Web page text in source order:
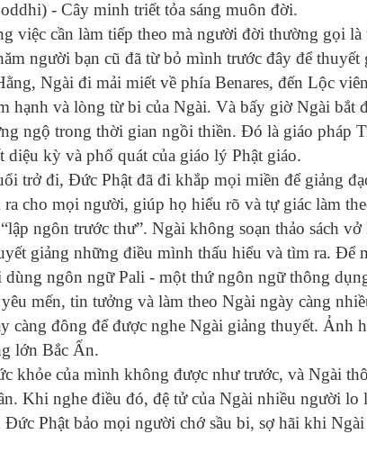
- Cây minh triết tỏa sáng muôn đời.
việc cần làm tiếp theo mà người đời thường gọi
người bạn cũ đã từ bỏ mình trước đây để thuyết
Ngài đi mải miết về phía Benares, đến Lộc
hạnh và lòng từ bi của Ngài. Và bấy giờ Ngài bắt
ngộ trong thời gian ngồi thiền. Đó là giáo pháp
kỳ và phổ quát của giáo lý Phật giáo.
trở đi, Đức Phật đã đi khắp mọi miền để giảng
cho mọi người, giúp họ hiểu rõ và tự giác làm
ngôn trước thư”. Ngài không soạn thảo sách vở
giảng những điều mình thấu hiểu và tìm ra. Để
ngôn ngữ Pali - một thứ ngôn ngữ thông
mến, tin tưởng và làm theo Ngài ngày càng
càng đông để được nghe Ngài giảng thuyết. Ảnh
lớn Bắc Ấn.
khỏe của mình không được như trước, và Ngài
Khi nghe điều đó, đệ tử của Ngài nhiều người lo
Phật bảo mọi người chớ sầu bi, sợ hãi khi Ngài